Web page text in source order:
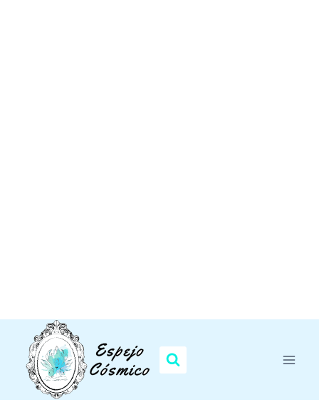
contenido